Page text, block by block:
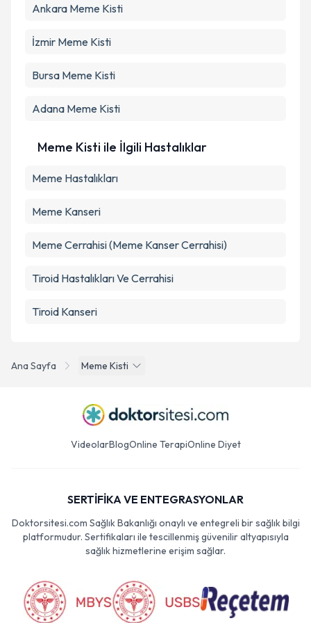
Ana Sayfa Meme Kisti
Ankara Meme Kisti
İzmir Meme Kisti
Bursa Meme Kisti
Adana Meme Kisti
Meme Kisti ile İlgili Hastalıklar
Meme Hastalıkları
Meme Kanseri
Meme Cerrahisi (Meme Kanser Cerrahisi)
Tiroid Hastalıkları Ve Cerrahisi
Tiroid Kanseri
VideolarBlogOnline TerapiOnline Diyet
SERTİFİKA VE ENTEGRASYONLAR
Doktorsitesi.com Sağlık Bakanlığı onaylı ve entegreli bir sağlık bilgi
platformudur. Sertifikaları ile tescillenmiş güvenilir altyapısıyla
sağlık hizmetlerine erişim sağlar.